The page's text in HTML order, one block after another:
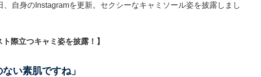
自身のInstagramを更新。セクシーなキャミソール姿を披露しまし
際立つキャミ姿を披露！】
い素肌ですね」